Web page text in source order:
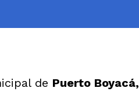
de Puerto Boyacá,